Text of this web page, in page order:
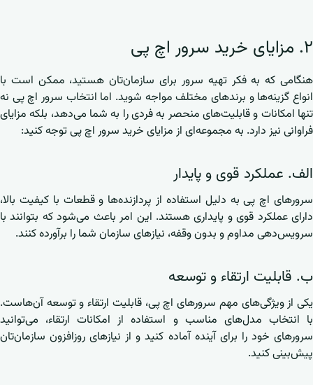
۲. مزایای خرید سرور اچ پی
هنگامی که به فکر تهیه سرور برای سازمان‌تان هستید، ممکن است با
انواع گزینه‌ها و برندهای مختلف مواجه شوید. اما انتخاب سرور اچ پی نه
تنها امکانات و قابلیت‌های منحصر به فردی را به شما می‌دهد، بلکه مزایای
فراوانی نیز دارد. به مجموعه‌ای از مزایای خرید سرور اچ پی توجه کنید:
الف. عملکرد قوی و پایدار
سرورهای اچ پی به دلیل استفاده از پردازنده‌ها و قطعات با کیفیت بالا،
دارای عملکرد قوی و پایداری هستند. این امر باعث می‌شود که بتوانند با
سرویس‌دهی مداوم و بدون وقفه، نیازهای سازمان شما را برآورده کنند.
ب. قابلیت ارتقاء و توسعه
یکی از ویژگی‌های مهم سرورهای اچ پی، قابلیت ارتقاء و توسعه آن‌هاست.
با انتخاب مدل‌های مناسب و استفاده از امکانات ارتقاء، می‌توانید
سرورهای خود را برای آینده آماده کنید و از نیازهای روزافزون سازمان‌تان
پیش‌بینی کنید.